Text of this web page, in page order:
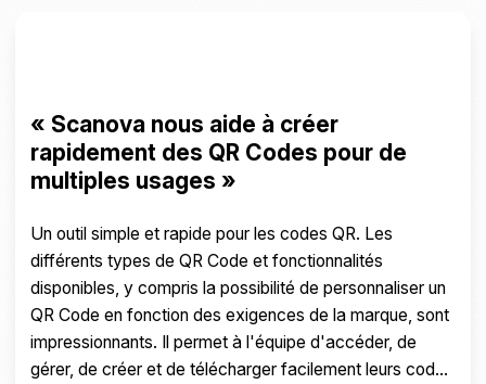
« Scanova nous aide à créer
rapidement des QR Codes pour de
multiples usages »
Un outil simple et rapide pour les codes QR. Les
différents types de QR Code et fonctionnalités
disponibles, y compris la possibilité de personnaliser un
QR Code en fonction des exigences de la marque, sont
impressionnants. Il permet à l'équipe d'accéder, de
gérer, de créer et de télécharger facilement leurs codes